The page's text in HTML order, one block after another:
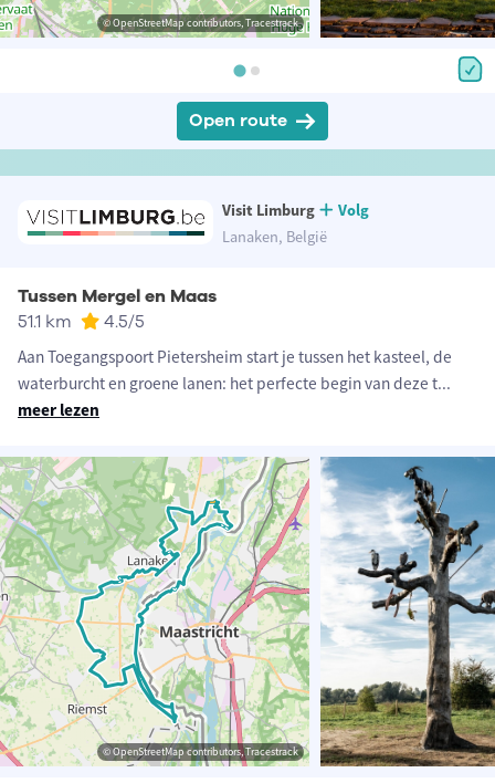
© OpenStreetMap contributors, Tracestrack
Open route
Visit Limburg
Volg
Lanaken, België
Tussen Mergel en Maas
51.1 km 4.5/5
Aan Toegangspoort Pietersheim start je tussen het kasteel, de
waterburcht en groene lanen: het perfecte begin van deze t...
meer lezen
© OpenStreetMap contributors, Tracestrack